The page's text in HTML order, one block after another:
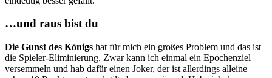
…und raus bist du
Die Gunst des Königs hat für mich ein großes Problem und das ist
die Spieler-Eliminierung. Zwar kann ich einmal ein Epochenziel
versemmeln und hab dafür einen Joker, der ist allerdings alleine